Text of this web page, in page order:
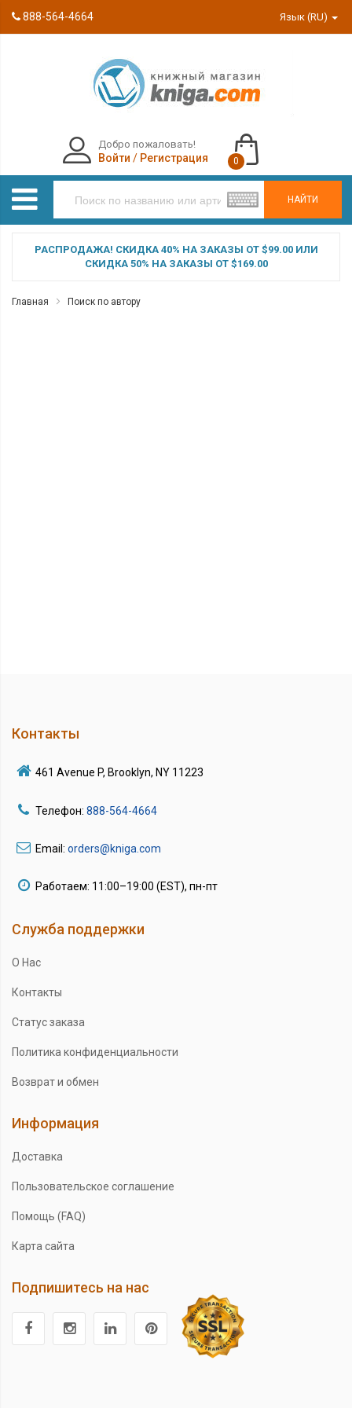
888-564-4664 Язык (RU)
НАЙТИ
Добро пожаловать!
Войти / Регистрация 0
РАСПРОДАЖА! СКИДКА 40% НА ЗАКАЗЫ ОТ $99.00 ИЛИ
СКИДКА 50% НА ЗАКАЗЫ ОТ $169.00
Главная Поиск по автору
Контакты
461 Avenue P, Brooklyn, NY 11223
Телефон: 888-564-4664
Email: orders@kniga.com
Работаем: 11:00–19:00 (EST), пн-пт
Служба поддержки
О Нас
Контакты
Статус заказа
Политика конфиденциальности
Возврат и обмен
Информация
Доставка
Пользовательское соглашение
Помощь (FAQ)
Карта сайта
Подпишитесь на нас